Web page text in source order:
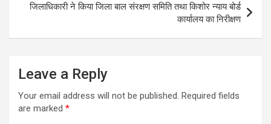
जिलाधिकारी ने किया जिला बाल संरक्षण समिति तथा किशोर न्याय बोर्ड
कार्यालय का निरीक्षण
Leave a Reply
Your email address will not be published. Required fields
are marked *